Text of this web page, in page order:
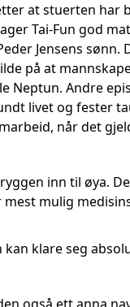
at stuerten har
Tai-Fun god
Jensens
på at
Neptun. Andre
livet og fester
når det
inn til øya.
mulig
klare seg